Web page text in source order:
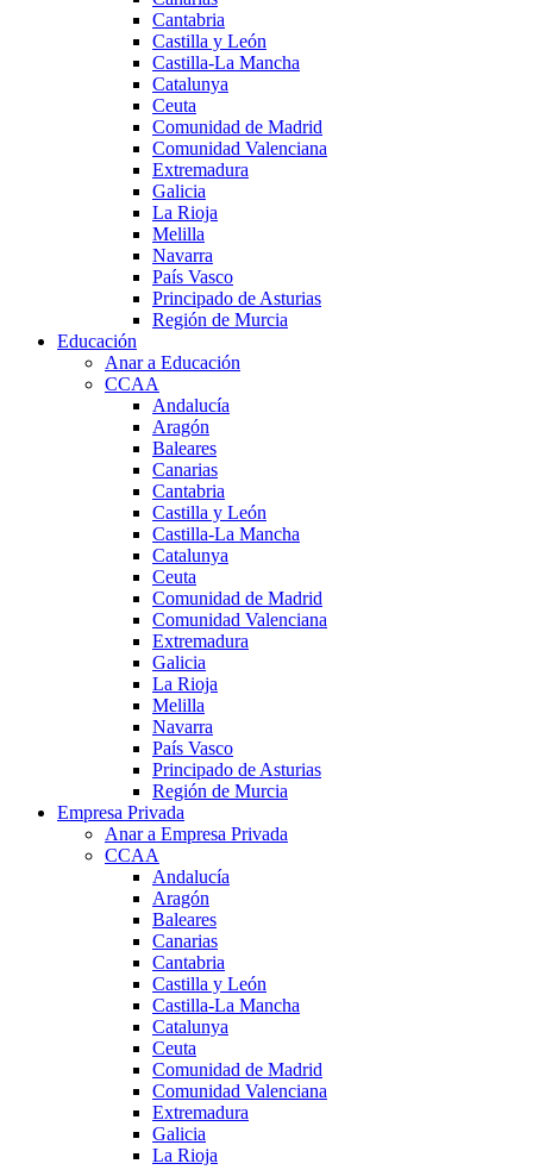
Cantabria
Castilla y León
Castilla-La Mancha
Catalunya
Ceuta
Comunidad de Madrid
Comunidad Valenciana
Extremadura
Galicia
La Rioja
Melilla
Navarra
País Vasco
Principado de Asturias
Región de Murcia
Educación
Anar a Educación
CCAA
Andalucía
Aragón
Baleares
Canarias
Cantabria
Castilla y León
Castilla-La Mancha
Catalunya
Ceuta
Comunidad de Madrid
Comunidad Valenciana
Extremadura
Galicia
La Rioja
Melilla
Navarra
País Vasco
Principado de Asturias
Región de Murcia
Empresa Privada
Anar a Empresa Privada
CCAA
Andalucía
Aragón
Baleares
Canarias
Cantabria
Castilla y León
Castilla-La Mancha
Catalunya
Ceuta
Comunidad de Madrid
Comunidad Valenciana
Extremadura
Galicia
La Rioja